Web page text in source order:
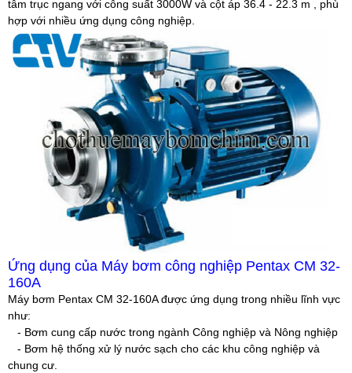
tâm trục ngang với công suất 3000W và cột áp 36.4 - 22.3 m , phù
hợp với nhiều ứng dụng công nghiệp.
Ứng dụng của Máy bơm công nghiệp Pentax CM 32-
160A
Máy bơm Pentax CM 32-160A được ứng dụng trong nhiều lĩnh vực
như:
- Bơm cung cấp nước trong ngành Công nghiệp và Nông nghiệp
- Bơm hệ thống xử lý nước sạch cho các khu công nghiệp và
chung cư.